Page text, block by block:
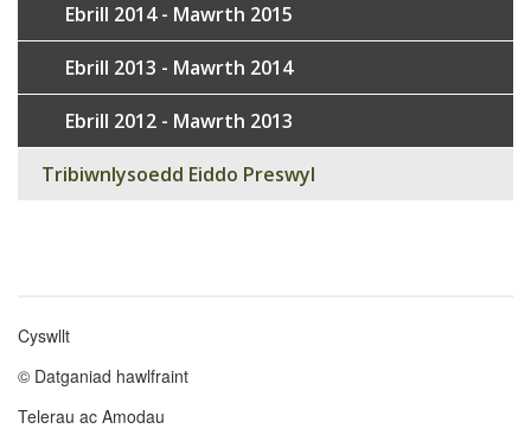
Ebrill 2014 - Mawrth 2015
Ebrill 2013 - Mawrth 2014
Ebrill 2012 - Mawrth 2013
Tribiwnlysoedd Eiddo Preswyl
Footer
menu
Cyswllt
© Datganiad hawlfraint
Telerau ac Amodau